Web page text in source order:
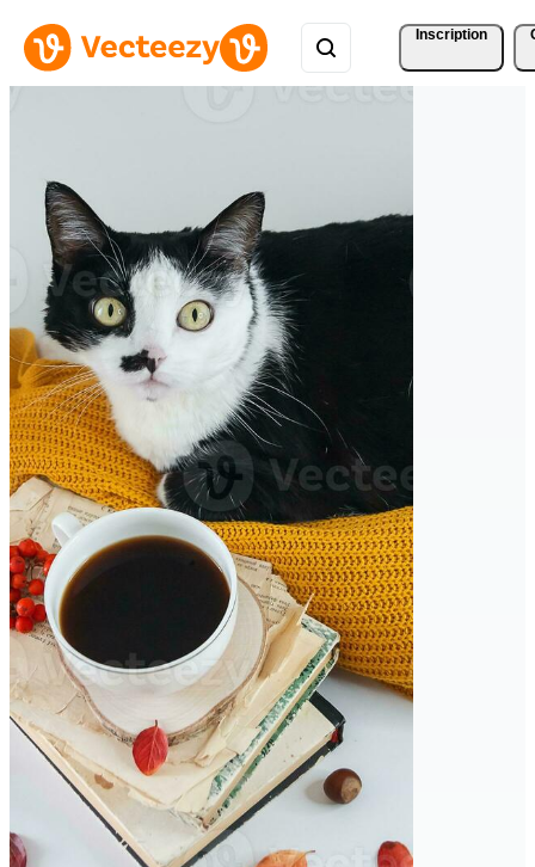
Inscription